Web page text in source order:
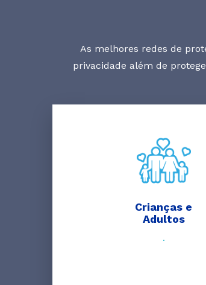
As melhores redes de
privacidade além de
Crianças e
Adultos
.